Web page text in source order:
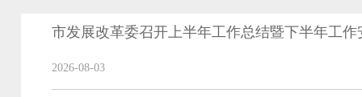
市发展改革委召开上半年工作总结暨下半年工作
2026-08-03